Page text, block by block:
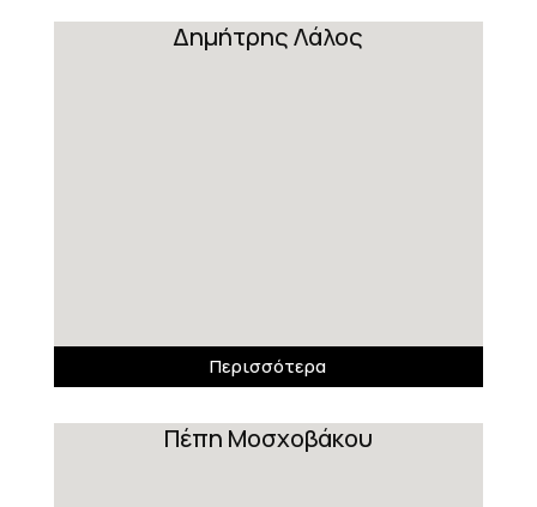
Δημήτρης Λάλος
Περισσότερα
Πέπη Μοσχοβάκου